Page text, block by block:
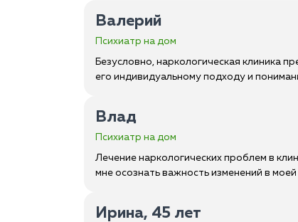
Валерий
Психиатр на дом
Безусловно, наркологическая клиника
его индивидуальному подходу и
Влад
Психиатр на дом
Лечение наркологических проблем в
мне осознать важность изменений в
Ирина, 45 лет